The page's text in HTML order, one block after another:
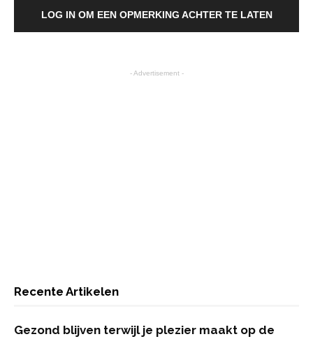
LOG IN OM EEN OPMERKING ACHTER TE LATEN
- Advertisement -
Recente Artikelen
Gezond blijven terwijl je plezier maakt op de